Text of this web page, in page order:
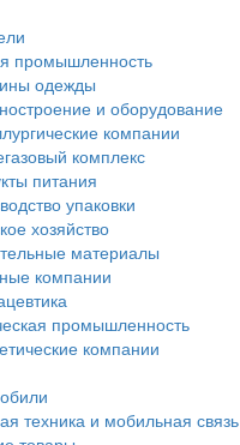
промышленность
одежды
и оборудование
компании
комплекс
питания
упаковки
хозяйство
материалы
компании
промышленность
компании
техника и мобильная связь